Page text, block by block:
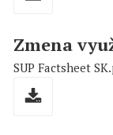
Zmena
SUP Factsheet